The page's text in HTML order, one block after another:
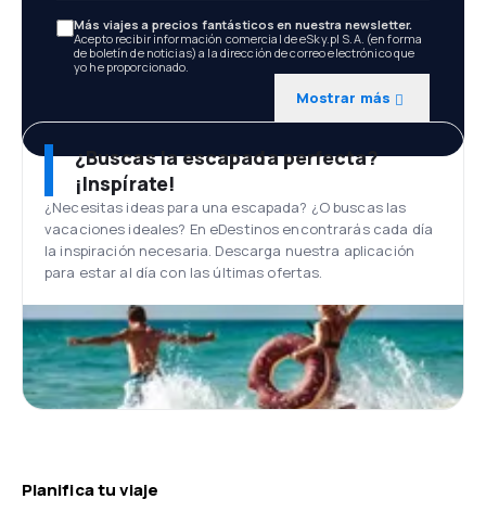
Más viajes a precios fantásticos en nuestra newsletter.
Acepto recibir información comercial de eSky.pl S.A. (en forma
de boletín de noticias) a la dirección de correo electrónico que
yo he proporcionado.
Mostrar más
¿Buscas la escapada perfecta?
¡Inspírate!
¿Necesitas ideas para una escapada? ¿O buscas las
vacaciones ideales? En eDestinos encontrarás cada día
la inspiración necesaria. Descarga nuestra aplicación
para estar al día con las últimas ofertas.
Planifica tu viaje